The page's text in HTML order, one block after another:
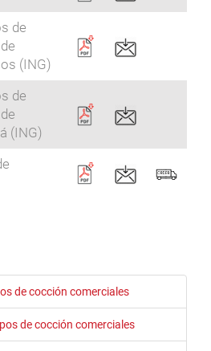
de
(ING)
de
(ING)
de cocción comerciales
de cocción comerciales